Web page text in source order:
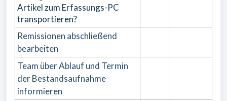
Artikel zum Erfassungs-PC
transportieren?
Remissionen abschließend
bearbeiten
Team über Ablauf und Termin
der Bestandsaufnahme
informieren